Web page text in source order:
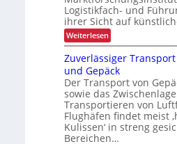
c
h
e
P
r
a
x
i
s
t
e
t
e
c
D
C
I
x
s
P
a
l
e
t
t
e
n
m
a
n
a
g
e
d
e
r
U
S
A
-
P
r
ä
s
e
n
z
Logistikfach- und
ihrer Sicht auf
Weiterlesen:
K
I
-
N
u
t
z
u
n
g
i
Zuverlässiger
und Gepäck
Der Transport von
sowie das
Transportieren von
Flughäfen findet meist
Kulissen‘ in streng
Bereichen…